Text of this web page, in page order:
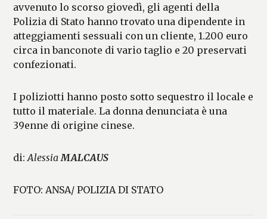
avvenuto lo scorso giovedì, gli agenti della
Polizia di Stato hanno trovato una dipendente in
atteggiamenti sessuali con un cliente, 1.200 euro
circa in banconote di vario taglio e 20 preservati
confezionati.
I poliziotti hanno posto sotto sequestro il locale e
tutto il materiale. La donna denunciata è una
39enne di origine cinese.
di:AlessiaMALCAUS
FOTO: ANSA/ POLIZIA DI STATO